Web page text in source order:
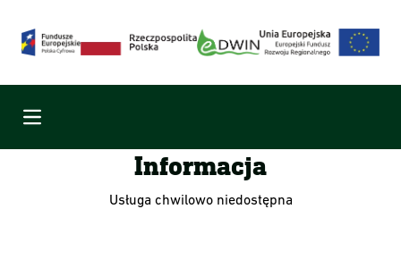
Menu
Informacja
Usługa chwilowo niedostępna